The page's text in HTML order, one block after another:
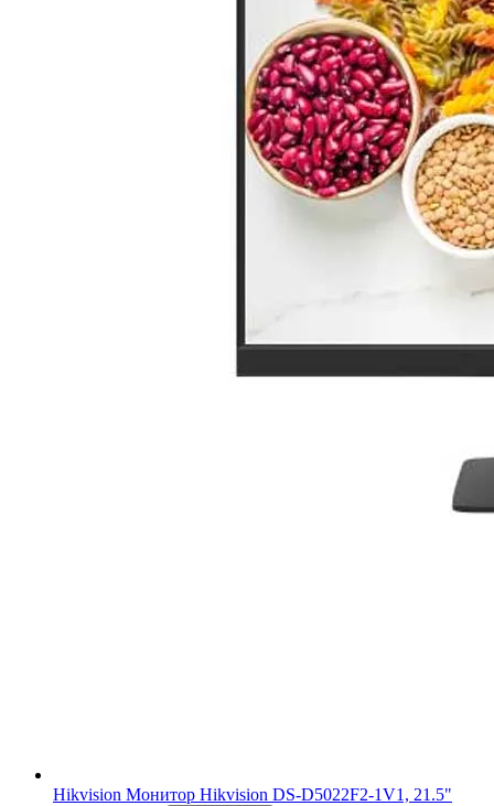
Hikvision Монитор Hikvision DS-D5022F2-1V1, 21.5"